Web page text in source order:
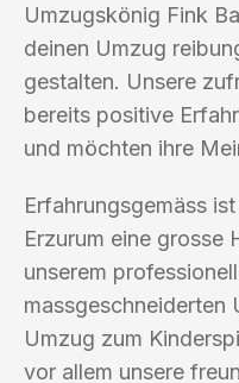
Umzugskönig Fink
deinen Umzug
gestalten. Unsere
bereits positive
und möchten ihre
Erfahrungsgemäss
Erzurum eine grosse
unserem
massgeschneiderten
Umzug zum
vor allem unsere